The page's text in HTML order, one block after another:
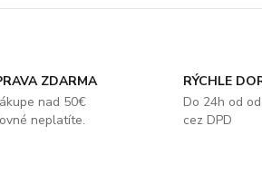
ZDARMA
nad 50€
neplatíte.
RÝCHLE
Do 24h od
cez DPD